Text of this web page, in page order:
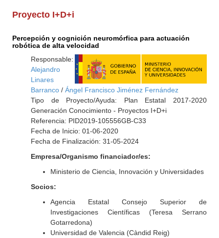
Proyecto I+D+i
Percepción y cognición neuromórfica para actuación
robótica de alta velocidad
Responsable:
Alejandro
Linares
Barranco/ Ángel Francisco Jiménez Fernández
Tipo de Proyecto/Ayuda: Plan Estatal 2017-2020
Generación Conocimiento - Proyectos I+D+i
Referencia: PID2019-105556GB-C33
Fecha de Inicio: 01-06-2020
Fecha de Finalización: 31-05-2024
Empresa/Organismo financiador/es:
Ministerio de Ciencia, Innovación y Universidades
Socios:
Agencia Estatal Consejo Superior de
Investigaciones Científicas (Teresa Serrano
Gotarredona)
Universidad de Valencia (Càndid Reig)